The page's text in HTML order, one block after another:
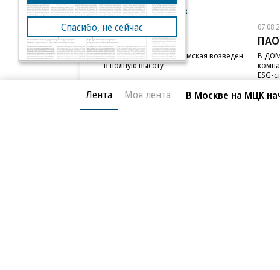
Новости компаний Все
07.08.2026
STONE
Бизнес-центр STONE Римская возведен
в полную высоту
В
ESG-
Лента Моя лента В Москве на МЦК
Спасибо, не сейчас